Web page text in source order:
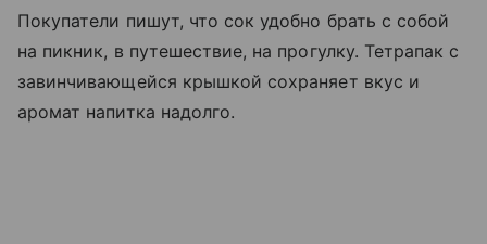
Покупатели пишут, что сок удобно брать с собой
на пикник, в путешествие, на прогулку. Тетрапак с
завинчивающейся крышкой сохраняет вкус и
аромат напитка надолго.